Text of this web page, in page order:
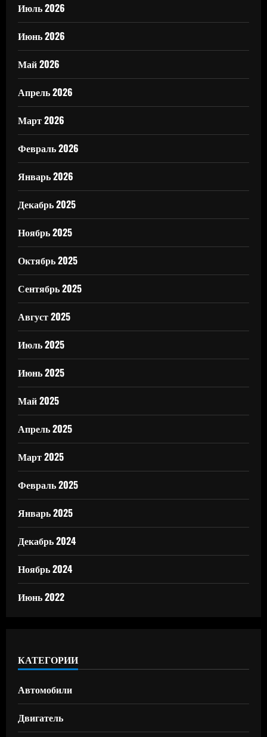
Июль 2026
Июнь 2026
Май 2026
Апрель 2026
Март 2026
Февраль 2026
Январь 2026
Декабрь 2025
Ноябрь 2025
Октябрь 2025
Сентябрь 2025
Август 2025
Июль 2025
Июнь 2025
Май 2025
Апрель 2025
Март 2025
Февраль 2025
Январь 2025
Декабрь 2024
Ноябрь 2024
Июнь 2022
КАТЕГОРИИ
Автомобили
Двигатель